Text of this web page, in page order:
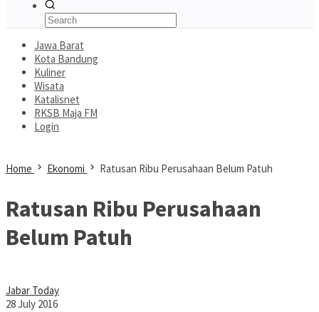
Jawa Barat
Kota Bandung
Kuliner
Wisata
Katalisnet
RKSB Maja FM
Login
Home Ekonomi Ratusan Ribu Perusahaan Belum Patuh
Ratusan Ribu Perusahaan
Belum Patuh
Jabar Today
28 July 2016